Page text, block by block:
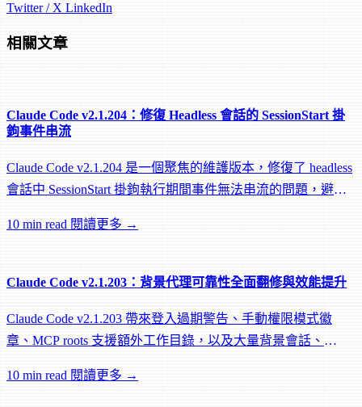
Twitter / X LinkedIn
相關文章
Claude Code v2.1.204：修復 Headless 會話的 SessionStart 掛
鉤事件串流
Claude Code v2.1.204 是一個聚焦的維護版本，修復了 headless
會話中 SessionStart 掛鉤執行期間事件無法串流的問題，避免
10 min read 閱讀更多 →
Claude Code v2.1.203：背景代理可靠性全面翻修與效能提升
Claude Code v2.1.203 帶來登入過期警告、手動權限模式徽
章、MCP roots 支援額外工作目錄，以及大量背景會話、
10 min read 閱讀更多 →